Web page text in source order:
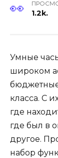
1.2k.
Умные
широком
класса. С
где
где был в
другое.
набор